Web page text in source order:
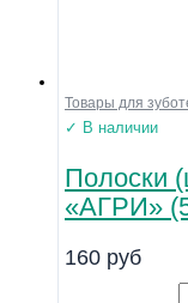
Товары для
✓ В наличии
Полоски
«АГРИ»
160 руб